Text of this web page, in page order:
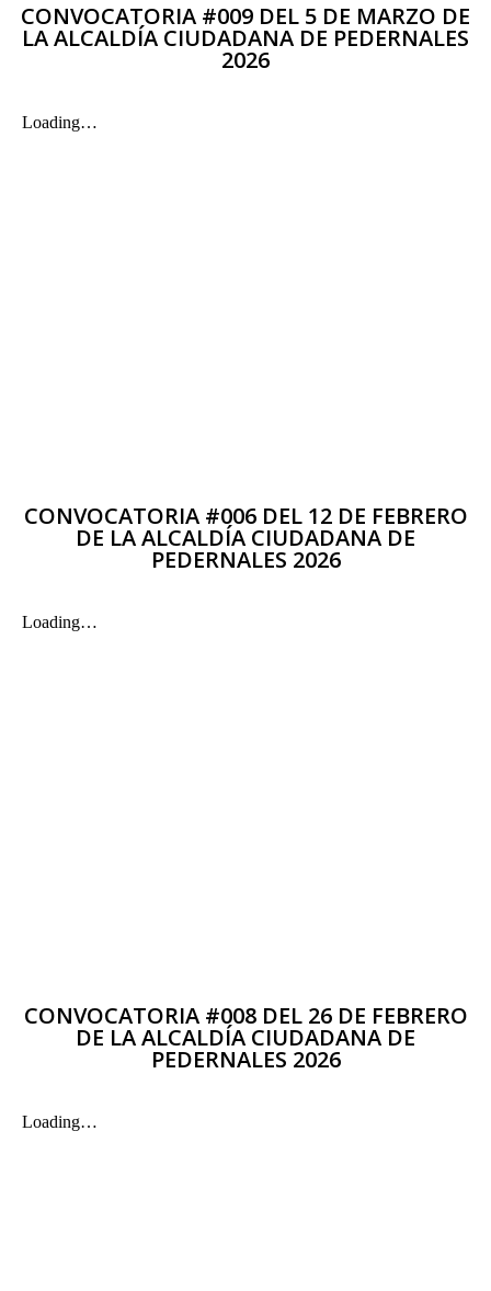
CONVOCATORIA #009 DEL 5 DE MARZO DE
LA ALCALDÍA CIUDADANA DE PEDERNALES
2026
CONVOCATORIA #006 DEL 12 DE FEBRERO
DE LA ALCALDÍA CIUDADANA DE
PEDERNALES 2026
CONVOCATORIA #008 DEL 26 DE FEBRERO
DE LA ALCALDÍA CIUDADANA DE
PEDERNALES 2026